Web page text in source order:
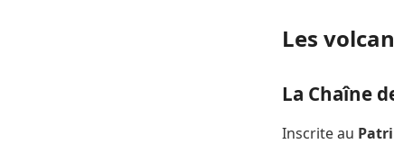
Les
La Chaîne
Inscrite au